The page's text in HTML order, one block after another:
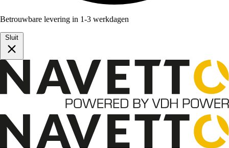
Betrouwbare levering in 1-3 werkdagen
Sluit